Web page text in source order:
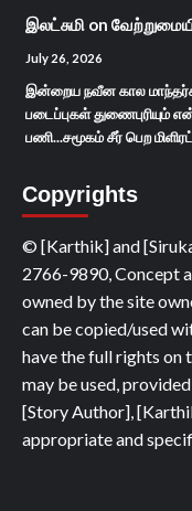
இலட்சுமி on
July 26, 2026
இன்றைய நவீன கால
படைப்புகள்
பணி...சமூகம் சீர் பெற
Copyrights
© [Karthik] and
2766-9890, Concept
owned by the site
can be copied/used
have the full rights on
may be used,
[Story Author],
appropriate and